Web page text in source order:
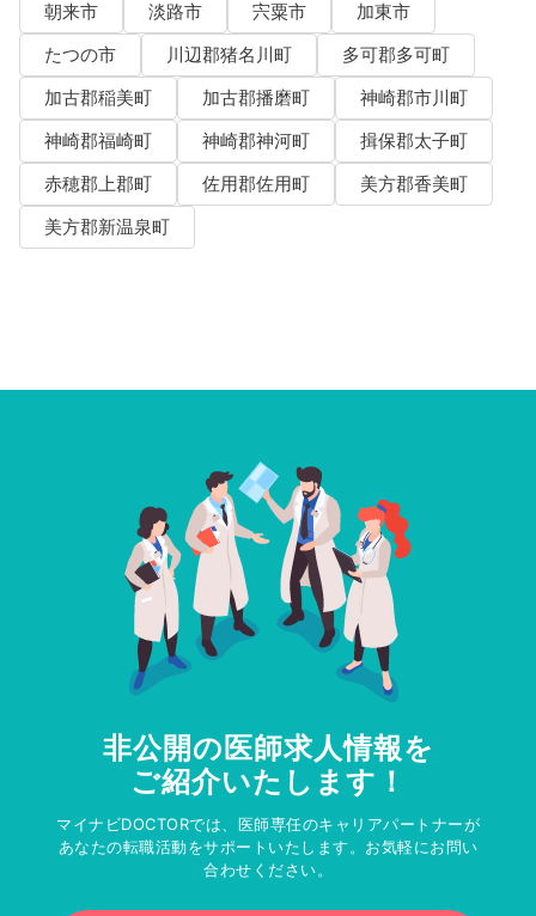
朝来市
淡路市 宍粟市
加東市
たつの市
川辺郡猪名川町
多可郡多可町
加古郡稲美町
加古郡播磨町
神崎郡市川町
神崎郡福崎町
神崎郡神河町
揖保郡太子町
赤穂郡上郡町
佐用郡佐用町
美方郡香美町
美方郡新温泉町
非公開の医師求人情報を
ご紹介いたします！
マイナビDOCTORでは、医師専任のキャリアパートナーが
あなたの転職活動をサポートいたします。お気軽にお問い
合わせください。